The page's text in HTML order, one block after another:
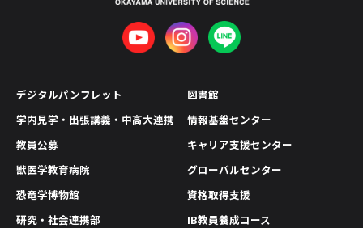
デジタルパンフレット
学内見学・出張講義・中高大連携
教員公募
獣医学教育病院
恐竜学博物館
研究・社会連携部
図書館
情報基盤センター
キャリア支援センター
グローバルセンター
資格取得支援
IB教員養成コース